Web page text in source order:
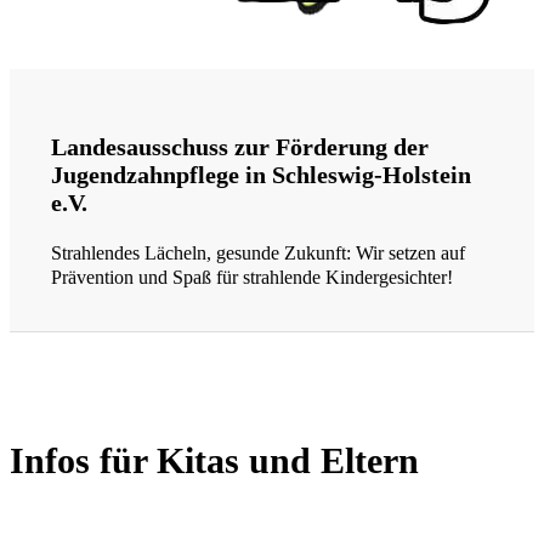
Landesausschuss zur Förderung der
Jugendzahnpflege in Schleswig-Holstein
e.V.
Strahlendes Lächeln, gesunde Zukunft: Wir setzen auf
Prävention und Spaß für strahlende Kindergesichter!
Infos für Kitas und Eltern